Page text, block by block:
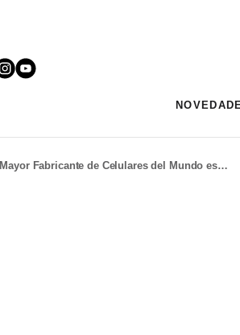
Fabricante de Celulares del Mundo es…